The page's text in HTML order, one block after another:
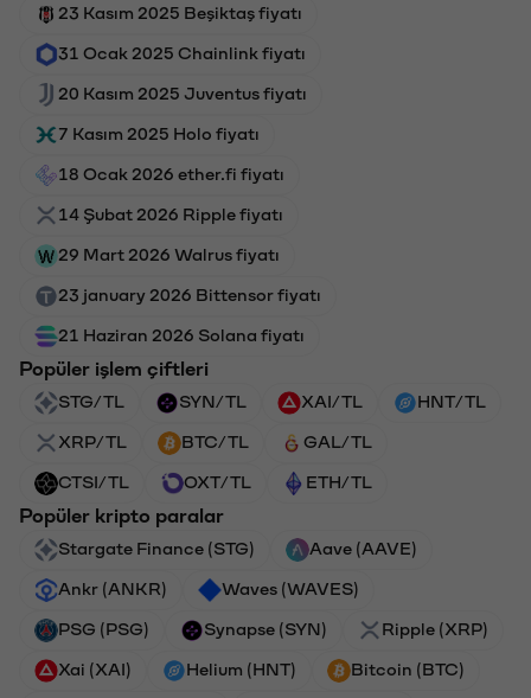
23 Kasım 2025 Beşiktaş fiyatı
31 Ocak 2025 Chainlink fiyatı
20 Kasım 2025 Juventus fiyatı
7 Kasım 2025 Holo fiyatı
18 Ocak 2026 ether.fi fiyatı
14 Şubat 2026 Ripple fiyatı
29 Mart 2026 Walrus fiyatı
23 january 2026 Bittensor fiyatı
21 Haziran 2026 Solana fiyatı
Popüler işlem çiftleri
STG/TL SYN/TL XAI/TL HNT/TL
XRP/TL BTC/TL GAL/TL
CTSI/TL OXT/TL ETH/TL
Popüler kripto paralar
Stargate Finance (STG) Aave (AAVE)
Ankr (ANKR) Waves (WAVES)
PSG (PSG) Synapse (SYN) Ripple (XRP)
Xai (XAI) Helium (HNT) Bitcoin (BTC)